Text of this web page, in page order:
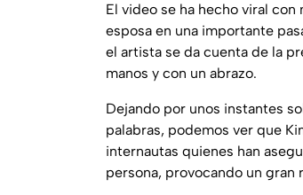
El video se ha hecho viral
esposa en una importante
el artista se da cuenta de la
manos y con un abrazo.
Dejando por unos instantes
palabras, podemos ver que
internautas quienes han
persona, provocando un gran